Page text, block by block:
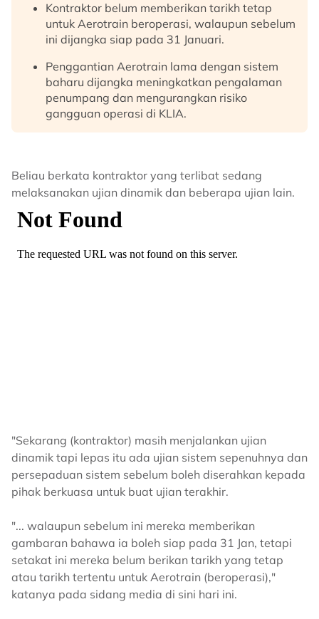
Kontraktor belum memberikan tarikh tetap
untuk Aerotrain beroperasi, walaupun sebelum
ini dijangka siap pada 31 Januari.
Penggantian Aerotrain lama dengan sistem
baharu dijangka meningkatkan pengalaman
penumpang dan mengurangkan risiko
gangguan operasi di KLIA.
Beliau berkata kontraktor yang terlibat sedang
melaksanakan ujian dinamik dan beberapa ujian lain.
"Sekarang (kontraktor) masih menjalankan ujian
dinamik tapi lepas itu ada ujian sistem sepenuhnya dan
persepaduan sistem sebelum boleh diserahkan kepada
pihak berkuasa untuk buat ujian terakhir.
"... walaupun sebelum ini mereka memberikan
gambaran bahawa ia boleh siap pada 31 Jan, tetapi
setakat ini mereka belum berikan tarikh yang tetap
atau tarikh tertentu untuk Aerotrain (beroperasi),"
katanya pada sidang media di sini hari ini.